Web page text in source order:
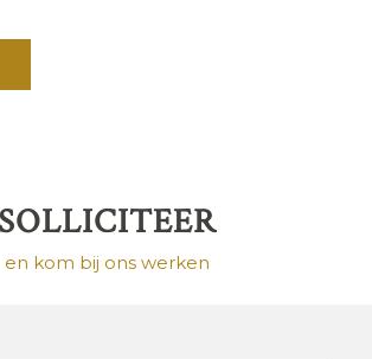
SOLLICITEER
en kom bij ons werken